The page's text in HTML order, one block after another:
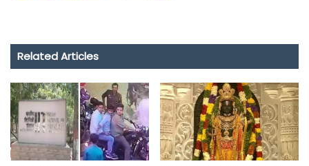
e
b
o
k
t
s
p
p
t
t
r
e
a
m
i
y
n
k
r
Related Articles